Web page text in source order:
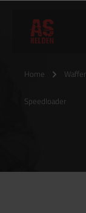
Home
Speedloader